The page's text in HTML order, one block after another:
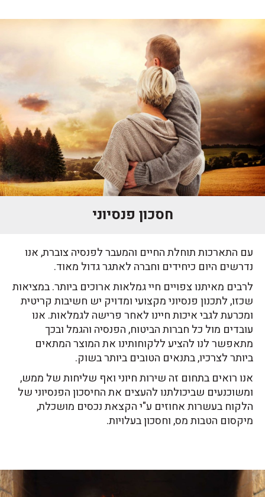
חסכון פנסיוני
עם התארכות תוחלת החיים והמעבר לפנסיה צוברת, אנו
נדרשים היום כיחידים וחברה לאתגר גדול מאוד.
לרבים מאיתנו צפויים חיי גמלאות ארוכים ביותר. במציאות
שכזו, לתכנון פנסיוני מקצועי ומדויק יש חשיבות קריטית
ומכרעת לגבי איכות חיינו לאחר פרישה לגמלאות. אנו
עובדים מול כל חברות הביטוח, הפנסיה והגמל ובכך
מתאפשר לנו להציע ללקוחותינו את המוצר המתאים
ביותר לצרכיו, בתנאים הטובים ביותר בשוק.
אנו רואים בתחום זה שירות חיוני ואף שליחות של ממש,
ומשוכנעים שביכולתנו להעצים את החיסכון הפנסיוני של
הלקוח בעשרות אחוזים ע"י הקצאת נכסים מושכלת,
מיקסום הטבות מס, וחסכון בעלויות.